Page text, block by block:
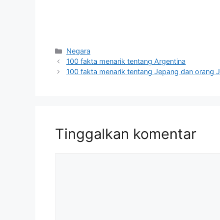
Kategori
Negara
100 fakta menarik tentang Argentina
100 fakta menarik tentang Jepang dan orang
Tinggalkan komentar